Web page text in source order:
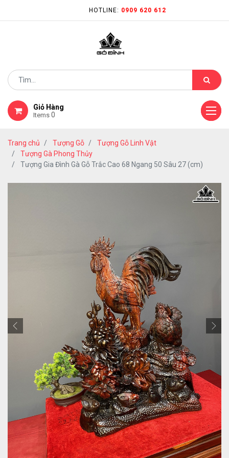
HOTLINE: 0909 620 612
Giỏ Hàng
Items 0
Trang chủ Tượng Gỗ
Tượng Gỗ Linh Vật
Tượng Gà Phong Thủy
Tượng Gia Đình Gà Gỗ Trắc Cao 68 Ngang 50 Sâu 27 (cm)